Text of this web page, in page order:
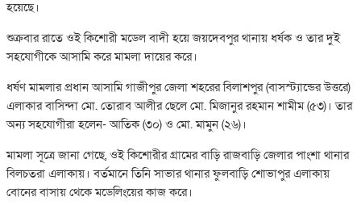
হয়েছে।
শুক্রবার রাতে ওই কিশোরী মডেল বাদী হয়ে জয়দেবপুর থানায় ধর্ষক ও তার দুই
সহযোগীকে আসামি করে মামলা দায়ের করে।
ধর্ষণ মামলার প্রধান আসামি গাজীপুর জেলা শহরের বিলাশপুর (বাসস্ট্যান্ডের উত্তরে)
এলাকার বাসিন্দা মো. তোরাব আলীর ছেলে মো. মিজানুর রহমান শামীম (৫৩)। তার
অন্য সহযোগীরা হলেন- আতিক (৩০) ও মো. মামুন (২৬)।
মামলা সূত্রে জানা গেছে, ওই কিশোরীর গ্রামের বাড়ি রাজবাড়ি জেলার পাংশা থানার
বিলচতরা এলাকায়। বর্তমানে তিনি সাভার থানার ফুলবাড়ি শোভাপুর এলাকায়
বোনের বাসায় থেকে মডেলিংয়ের কাজ করে।